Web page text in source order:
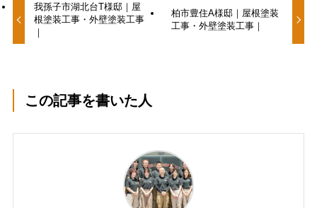
我孫子市湖北台T様邸｜屋
根塗装工事・外壁塗装工事
｜
柏市豊住A様邸｜屋根塗装
工事・外壁塗装工事｜
この記事を書いた人